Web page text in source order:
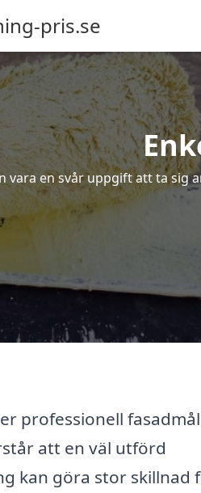
pris.se
vara en svår uppgift att ta sig
professionell
att en väl utförd
kan göra stor skillnad